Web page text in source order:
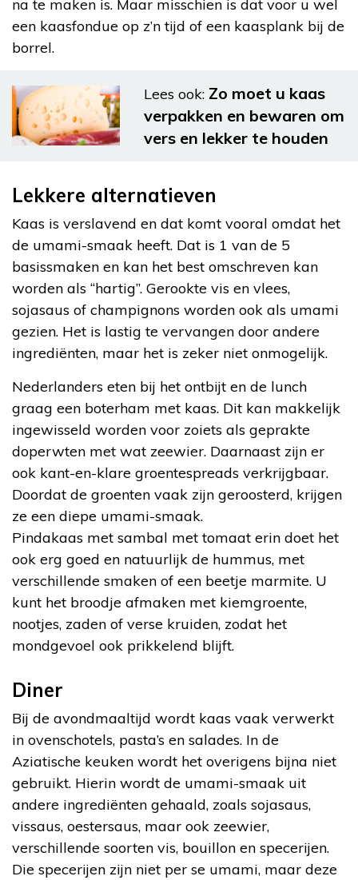
na te maken is. Maar misschien is dat voor u wel
een kaasfondue op z’n tijd of een kaasplank bij de
borrel.
Lees ook: Zo moet u kaas
verpakken en bewaren om
vers en lekker te houden
Lekkere alternatieven
Kaas is verslavend en dat komt vooral omdat het
de umami-smaak heeft. Dat is 1 van de 5
basissmaken en kan het best omschreven kan
worden als “hartig”. Gerookte vis en vlees,
sojasaus of champignons worden ook als umami
gezien. Het is lastig te vervangen door andere
ingrediënten, maar het is zeker niet onmogelijk.
Nederlanders eten bij het ontbijt en de lunch
graag een boterham met kaas. Dit kan makkelijk
ingewisseld worden voor zoiets als geprakte
doperwten met wat zeewier. Daarnaast zijn er
ook kant-en-klare groentespreads verkrijgbaar.
Doordat de groenten vaak zijn geroosterd, krijgen
ze een diepe umami-smaak.
Pindakaas met sambal met tomaat erin doet het
ook erg goed en natuurlijk de hummus, met
verschillende smaken of een beetje marmite. U
kunt het broodje afmaken met kiemgroente,
nootjes, zaden of verse kruiden, zodat het
mondgevoel ook prikkelend blijft.
Diner
Bij de avondmaaltijd wordt kaas vaak verwerkt
in ovenschotels, pasta’s en salades. In de
Aziatische keuken wordt het overigens bijna niet
gebruikt. Hierin wordt de umami-smaak uit
andere ingrediënten gehaald, zoals sojasaus,
vissaus, oestersaus, maar ook zeewier,
verschillende soorten vis, bouillon en specerijen.
Die specerijen zijn niet per se umami, maar deze